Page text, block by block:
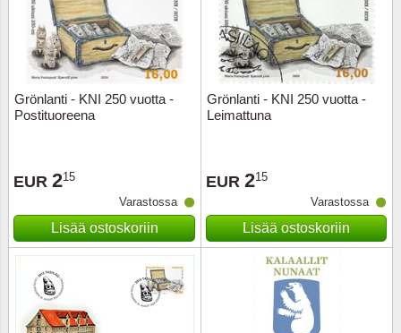
Grönlanti - KNI 250 vuotta -
Postituoreena
EUR 215
Varastossa
Lisää ostoskoriin
Grönlanti - KNI 250 vuotta -
Leimattuna
EUR 215
Varastossa
Lisää ostoskoriin
Japani
Kreikka